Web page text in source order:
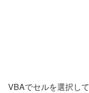
VBAでセルを選択し